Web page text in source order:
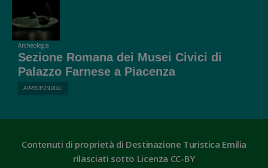
Archeologia
Sezione Romana dei Musei Civici di
Palazzo Farnese a Piacenza
APPROFONDISCI
Contenuti di proprietà di Destinazione Turistica Emilia
rilasciati sotto Licenza CC-BY